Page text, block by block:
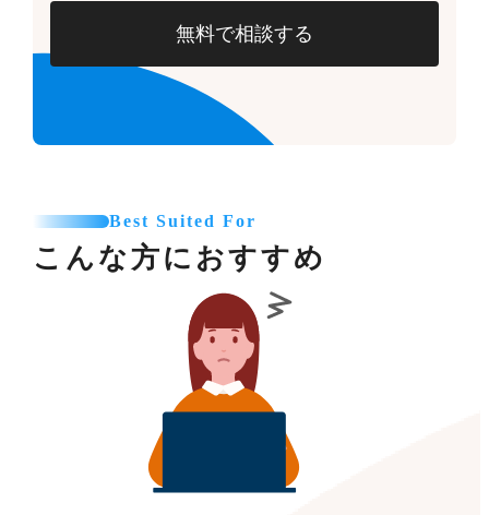
無料で相談する
Best Suited For
こんな方におすすめ